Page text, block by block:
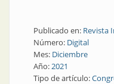
Publicado en: Revista
Número: Digital
Mes: Diciembre
Año:2021
Tipo de artículo: